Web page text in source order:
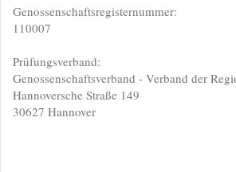
Genossenschaftsregisternummer:
110007
Prüfungsverband:
Genossenschaftsverband - Verband der
Hannoversche Straße 149
30627 Hannover